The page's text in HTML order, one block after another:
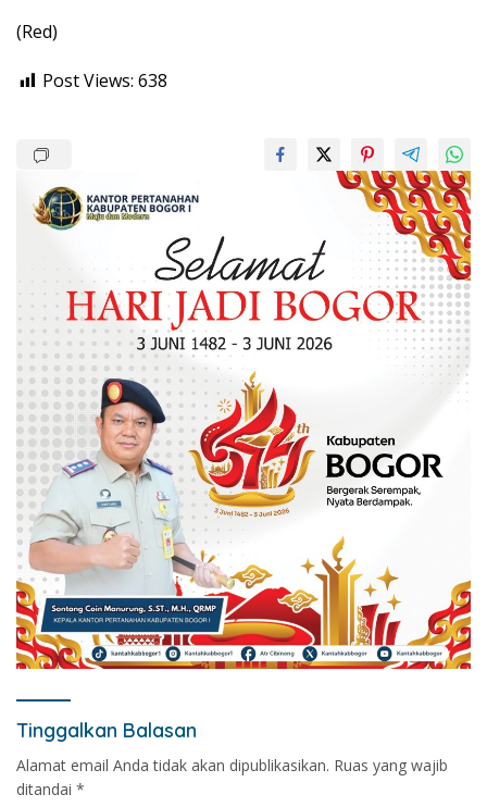
(Red)
Post Views: 638
Tinggalkan Balasan
Alamat email Anda tidak akan dipublikasikan. Ruas yang wajib
ditandai *